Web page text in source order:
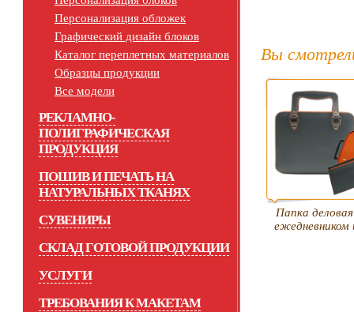
Персонализация обложек
Графический дизайн блоков
Каталог переплетных материалов
Образцы продукции
Все модели
РЕКЛАМНО-
ПОЛИГРАФИЧЕСКАЯ
ПРОДУКЦИЯ
ПОШИВ И ПЕЧАТЬ НА
НАТУРАЛЬНЫХ ТКАНЯХ
СУВЕНИРЫ
СКЛАД ГОТОВОЙ ПРОДУКЦИИ
УСЛУГИ
ТРЕБОВАНИЯ К МАКЕТАМ
Вы
Папка
ежедневником